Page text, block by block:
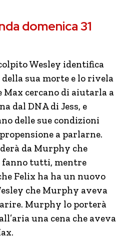
domenica 31
colpito Wesley identifica
della sua morte e lo rivela
Max cercano di aiutarla a
dal DNA di Jess, e
delle sue condizioni
a parlarne.
da Murphy che
fanno tutti, mentre
Felix ha ha un nuovo
che Murphy aveva
Murphy lo porterà
una cena che aveva